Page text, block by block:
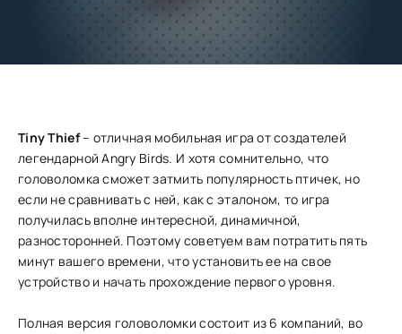
Запросить обновление
Tiny Thief– отличная мобильная игра от создателей
легендарной Angry Birds. И хотя сомнительно, что
головоломка сможет затмить популярность птичек, но
если не сравнивать с ней, как с эталоном, то игра
получилась вполне интересной, динамичной,
разносторонней. Поэтому советуем вам потратить пять
минут вашего времени, что установить ее на свое
устройство и начать прохождение первого уровня.
Полная версия головоломки состоит из 6 компаний, во